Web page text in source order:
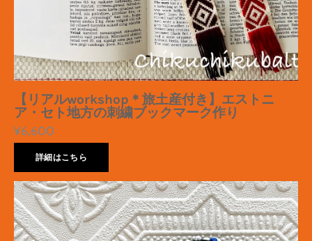
【リアルworkshop＊旅土産付き】エストニ
ア・セト地方の刺繍ブックマーク作り
¥6,600
詳細はこちら